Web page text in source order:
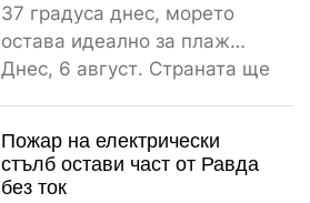
37 градуса днес, морето
остава идеално за плаж
Днес, 6 август. Страната ще
Пожар на електрически
стълб остави част от Равда
без ток